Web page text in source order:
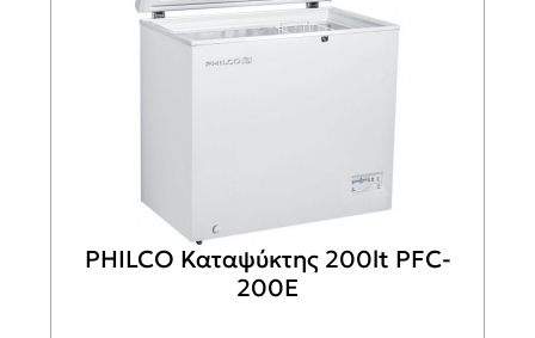
PHILCO Καταψύκτης 200lt PFC-
200E